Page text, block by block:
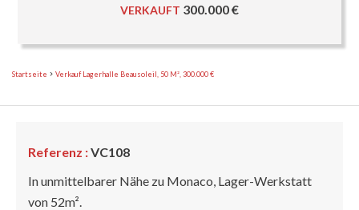
VERKAUFT 300.000 €
Startseite Verkauf Lagerhalle Beausoleil, 50 M², 300.000 €
Referenz :VC108
In unmittelbarer Nähe zu Monaco, Lager-Werkstatt
von 52m².